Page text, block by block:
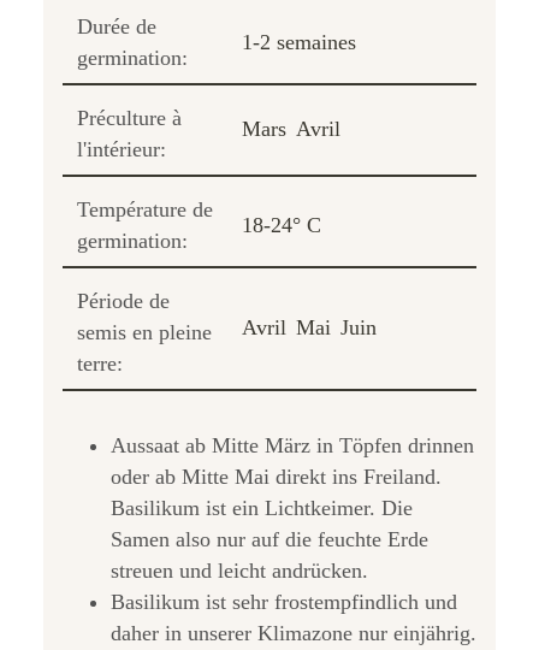
Durée de
germination:
1-2 semaines
Préculture à
l'intérieur:
Mars Avril
Température de
germination:
18-24° C
Période de
semis en pleine
terre:
Avril Mai Juin
Aussaat ab Mitte März in Töpfen drinnen
oder ab Mitte Mai direkt ins Freiland.
Basilikum ist ein Lichtkeimer. Die
Samen also nur auf die feuchte Erde
streuen und leicht andrücken.
Basilikum ist sehr frostempfindlich und
daher in unserer Klimazone nur einjährig.